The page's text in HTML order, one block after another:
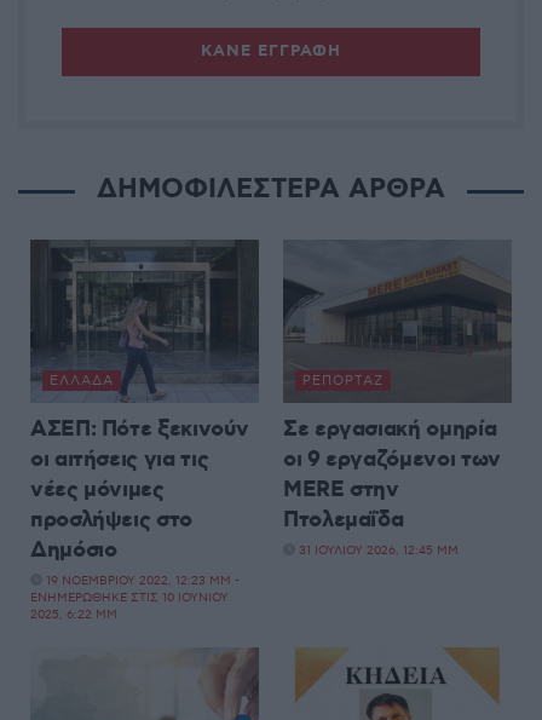
ΔΗΜΟΦΙΛΕΣΤΕΡΑ ΑΡΘΡΑ
ΕΛΛΆΔΑ
ΑΣΕΠ: Πότε ξεκινούν
οι αιτήσεις για τις
νέες μόνιμες
προσλήψεις στο
Δημόσιο
19 ΝΟΕΜΒΡΊΟΥ 2022, 12:23 ΜΜ -
ΕΝΗΜΕΡΏΘΗΚΕ ΣΤΙΣ 10 ΙΟΥΝΊΟΥ
2025, 6:22 ΜΜ
ΡΕΠΟΡΤΆΖ
Σε εργασιακή ομηρία
οι 9 εργαζόμενοι των
MERE στην
Πτολεμαΐδα
31 ΙΟΥΛΊΟΥ 2026, 12:45 ΜΜ